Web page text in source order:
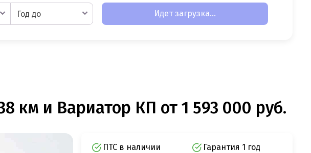
Год до Идет загрузка...
км и Вариатор КП от 1 593 000 руб.
ПТС в наличии
Гарантия 1 год